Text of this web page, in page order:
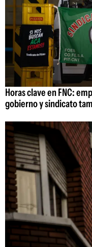
Horas clave en FNC:
gobierno y sindicato